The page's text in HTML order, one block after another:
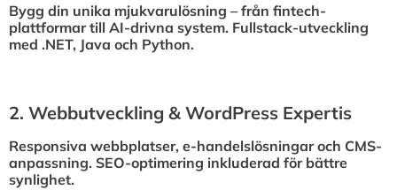
Bygg din unika mjukvarulösning – från fintech-
plattformar till AI-drivna system. Fullstack-utveckling
med .NET, Java och Python.
2.⁠ ⁠Webbutveckling & WordPress Expertis
Responsiva webbplatser, e-handelslösningar och CMS-
anpassning. SEO-optimering inkluderad för bättre
synlighet.